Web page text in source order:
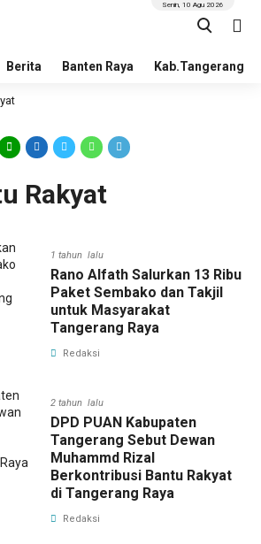
Berita Banten Raya Kab.Tangerang
Senin, 10 Agu 2026
Rakyat
1 tahun lalu
Rano Alfath Salurkan 13 Ribu
Paket Sembako dan Takjil
untuk Masyarakat
Tangerang Raya
Redaksi
2 tahun lalu
DPD PUAN Kabupaten
Tangerang Sebut Dewan
Muhammd Rizal
Berkontribusi Bantu Rakyat
di Tangerang Raya
Redaksi